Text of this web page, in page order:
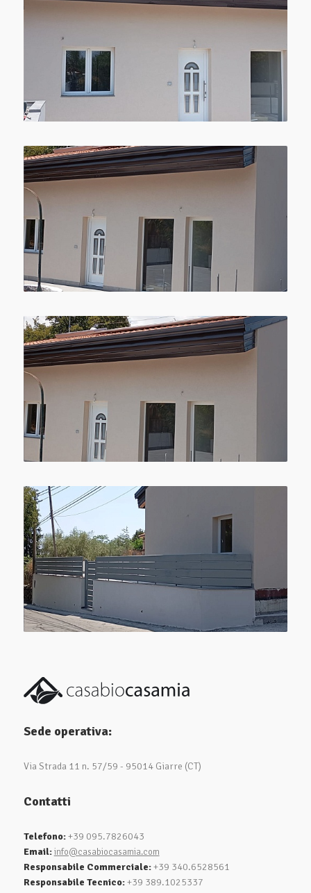
Sede operativa:
Via Strada 11 n. 57/59 - 95014 Giarre (CT)
Contatti
Telefono:+39 095.7826043
Email: info@casabiocasamia.com
Responsabile Commerciale:+39 340.6528561
Responsabile Tecnico:+39 389.1025337